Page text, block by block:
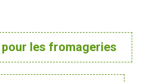
pour les fromageries